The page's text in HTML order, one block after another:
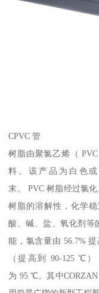
CPVC 管
树脂由聚氯乙烯（
料。该产品为白色
末。 PVC 树脂经过氯
树脂的溶解性，化学
酸、碱、盐、氧化剂等
能，氯含量由 56.7%
（提高到 90-125 ℃
为 95 ℃。其中